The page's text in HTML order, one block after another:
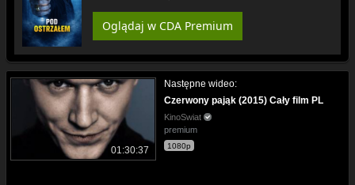
Oglądaj w CDA Premium
01:30:37
Następne wideo:
Czerwony pająk (2015) Cały film PL
KinoSwiat
premium
1080p